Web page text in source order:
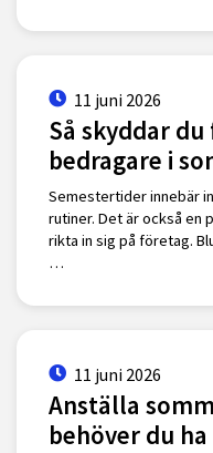
11 juni 2026
Så skyddar
bedragare i
Semestertider innebär
rutiner. Det är också en
rikta in sig på företag.
…
11 juni 2026
Anställa
behöver du